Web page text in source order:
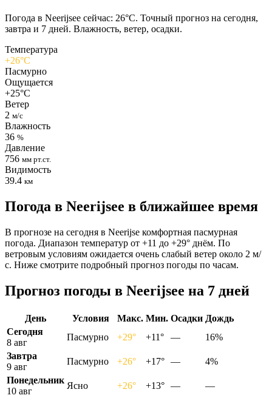
Погода в Neerijseе сейчас: 26°C. Точный прогноз на сегодня,
завтра и 7 дней. Влажность, ветер, осадки.
Температура
+26°C
Пасмурно
Ощущается
+25°C
Ветер
2 м/с
Влажность
36 %
Давление
756 мм рт.ст.
Видимость
39.4 км
Погода в Neerijseе в ближайшее время
В прогнозе на сегодня в Neerijse комфортная пасмурная
погода. Диапазон температур от +11 до +29° днём. По
ветровым условиям ожидается очень слабый ветер около 2 м/
с. Ниже смотрите подробный прогноз погоды по часам.
Прогноз погоды в Neerijseе на 7 дней
День Условия Макс. Мин. Осадки Дождь
Сегодня
8 авг
Пасмурно +29° +11° —
16%
Завтра
9 авг
Пасмурно +26° +17° —
4%
Понедельник
10 авг
Ясно +26° +13° —
—